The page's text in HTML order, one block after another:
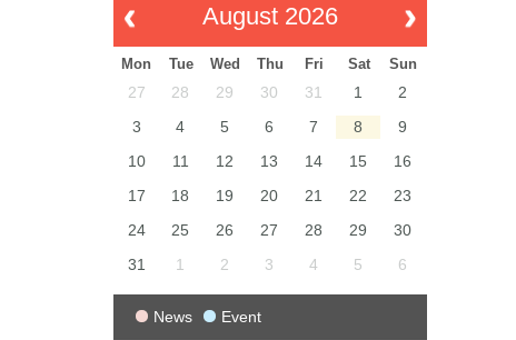
August 2026
Mon Tue Wed Thu Fri Sat Sun
27 28 29 30 31 1
2
3
4 5 6 7 8
9
10
11 12 13 14 15
16
17
18 19 20 21 22
23
24
25 26 27 28 29
30
31
1 2 3 4 5 6
News Event